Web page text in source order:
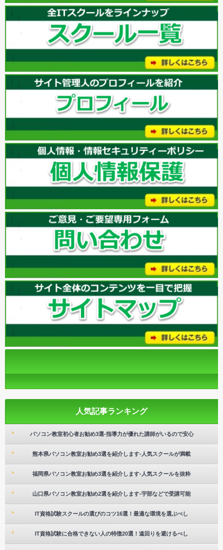
人気記事ランキング
パソコン教室初心者お勧め3選-指導力が優れた講師がいるので安心
熊本県パソコン教室お勧め3選を紹介します-人気スクールが満載
福岡県パソコン教室お勧め3選を紹介します-人気スクールを抜粋
山口県パソコン教室お勧め2選を紹介します-宇部などで受講可能
IT資格試験スクールの選びのコツ16選！最適な環境を選ぶべし
IT資格試験に合格できない人の特徴20選！遠回りを避けるべし